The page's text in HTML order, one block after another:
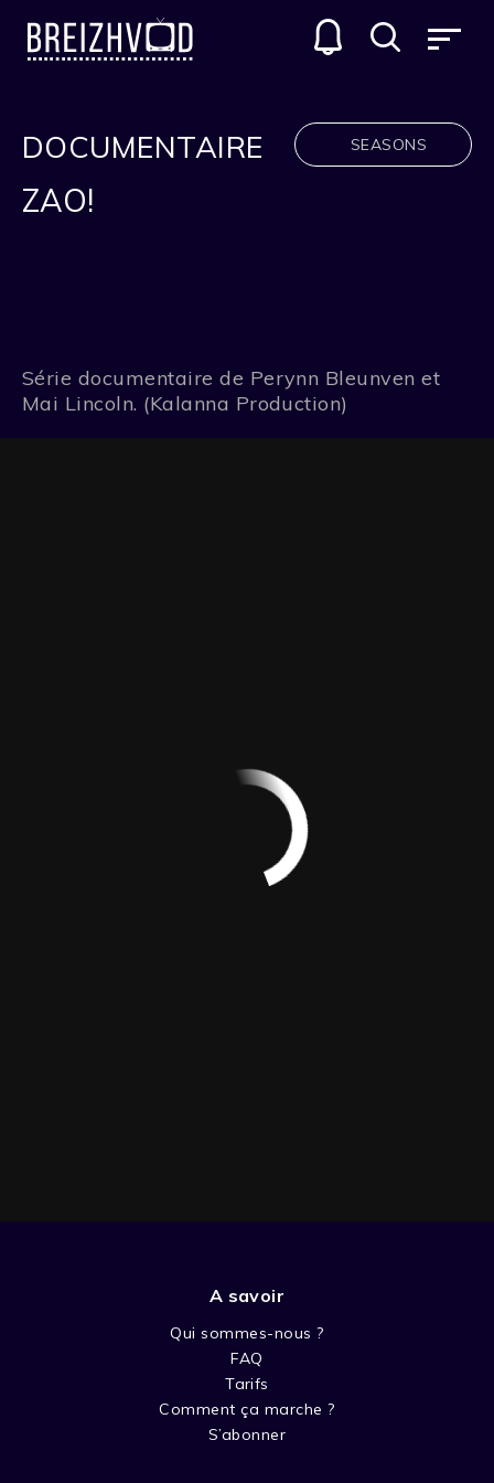
DOCUMENTAIRE
ZAO!
SEASONS
Série documentaire de Perynn Bleunven et
Mai Lincoln. (Kalanna Production)
A savoir
Qui sommes-nous ?
FAQ
Tarifs
Comment ça marche ?
S’abonner